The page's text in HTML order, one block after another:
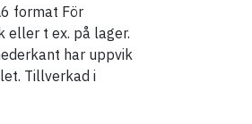
format För
eller t ex. på lager.
har uppvik
Tillverkad i